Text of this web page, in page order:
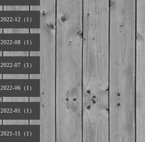
2022-12（1）
2022-08（1）
2022-07（1）
2022-06（1）
2022-01（1）
2021-11（1）